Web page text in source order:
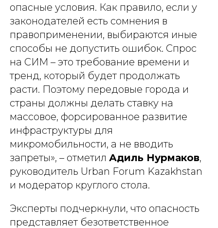
опасные условия. Как правило, если у
законодателей есть сомнения в
правоприменении, выбираются иные
способы не допустить ошибок. Спрос
на СИМ – это требование времени и
тренд, который будет продолжать
расти. Поэтому передовые города и
страны должны делать ставку на
массовое, форсированное развитие
инфраструктуры для
микромобильности, а не вводить
запреты», – отметил Адиль Нурмаков,
руководитель Urban Forum Kazakhstan
и модератор круглого стола.
Эксперты подчеркнули, что опасность
представляет безответственное